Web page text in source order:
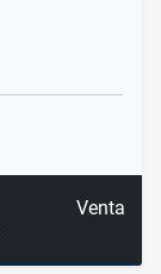
Venta